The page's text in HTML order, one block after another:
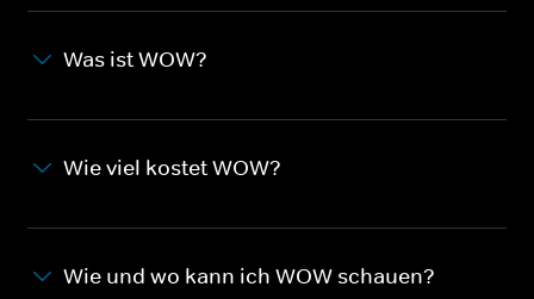
Was ist WOW?
Wie viel kostet WOW?
Wie und wo kann ich WOW schauen?